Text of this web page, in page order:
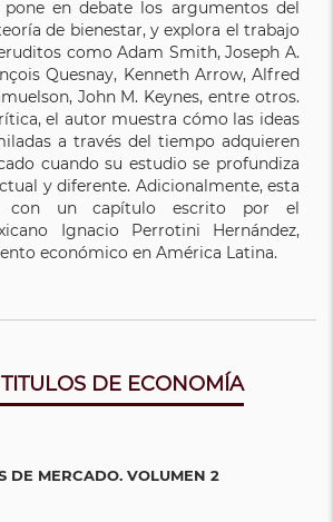
en debate los argumentos del
de bienestar, y explora el trabajo
como Adam Smith, Joseph A.
Quesnay, Kenneth Arrow, Alfred
John M. Keynes, entre otros.
el autor muestra cómo las ideas
a través del tiempo adquieren
cuando su estudio se profundiza
y diferente. Adicionalmente, esta
con un capítulo escrito por el
Ignacio Perrotini Hernández,
económico en América Latina.
DE ECONOMÍA
DE MERCADO. VOLUMEN 2